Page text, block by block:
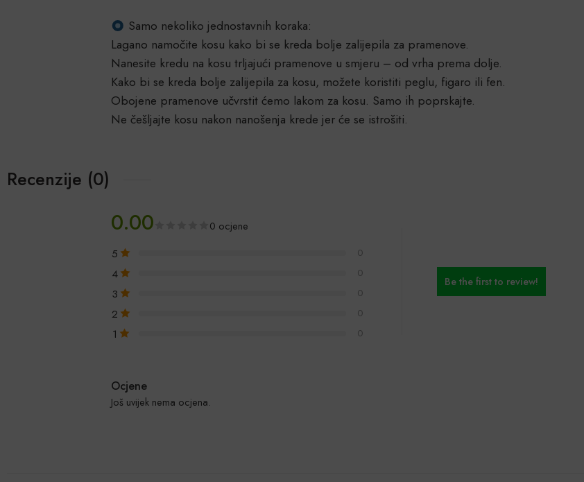
Samo nekoliko jednostavnih koraka:
Lagano namočite kosu kako bi se kreda bolje zalijepila za pramenove.
Nanesite kredu na kosu trljajući pramenove u smjeru – od vrha prema dolje.
Kako bi se kreda bolje zalijepila za kosu, možete koristiti peglu, figaro ili fen.
Obojene pramenove učvrstit ćemo lakom za kosu. Samo ih poprskajte.
Ne češljajte kosu nakon nanošenja krede jer će se istrošiti.
Recenzije (0)
0.00 0 ocjene
5 0
4 0
3 0
2 0
1 0
Be the first to review!
Ocjene
Još uvijek nema ocjena.